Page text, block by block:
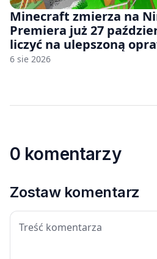
Minecraft zmierza na
Premiera już 27
liczyć na ulepszoną
6 sie 2026
0 komentarzy
Zostaw komentarz